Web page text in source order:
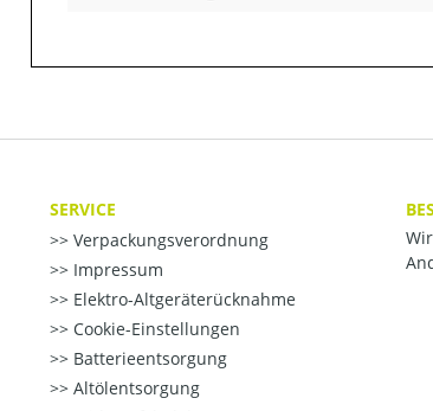
SERVICE
Verpackungsverordnung
Impressum
Elektro-Altgeräterücknahme
Cookie-Einstellungen
Batterieentsorgung
Altölentsorgung